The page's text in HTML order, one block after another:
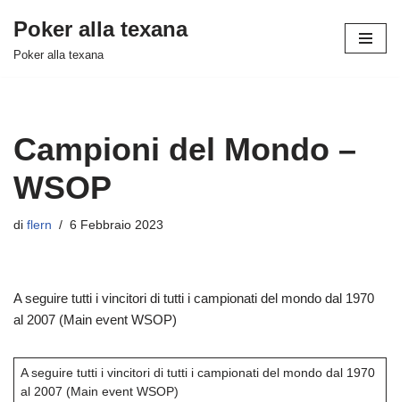
Vai
Poker alla texana
Poker alla texana
Campioni del Mondo –
WSOP
di flern 6 Febbraio 2023
A seguire tutti i vincitori di tutti i campionati del mondo dal 1970
al 2007 (Main event WSOP)
A seguire tutti i vincitori di tutti i campionati del mondo dal 1970
al 2007 (Main event WSOP)